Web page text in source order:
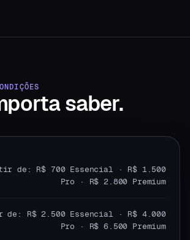
saber.
de: R$ 700 Essencial · R$ 1.500
Pro · R$ 2.800 Premium
R$ 2.500 Essencial · R$ 4.000
Pro · R$ 6.500 Premium